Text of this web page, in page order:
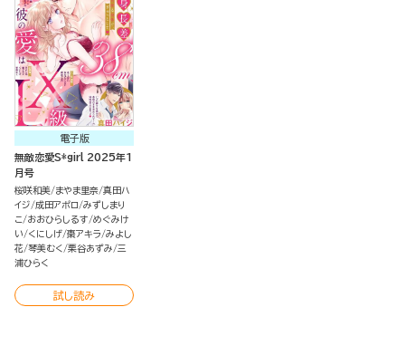
電子版
無敵恋愛S*girl 2025年1
月号
桜咲和美 まやま里奈 真田ハ
イジ 成田アポロ みずしまり
こ
おおひらしるす めぐみけ
い
くにしげ 棗アキラ みよし
花 琴美むく 栗谷あずみ 三
浦ひらく
試し読み